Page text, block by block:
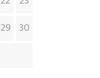
29 30